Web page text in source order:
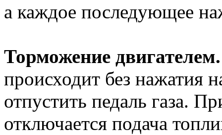
а каждое последующее
Торможение
происходит без нажатия
отпустить педаль газа.
отключается подача